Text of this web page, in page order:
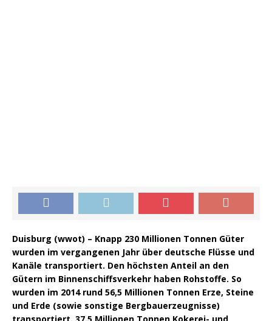
Duisburg (wwot) – Knapp 230 Millionen Tonnen Güter
wurden im vergangenen Jahr über deutsche Flüsse und
Kanäle transportiert. Den höchsten Anteil an den
Gütern im Binnenschiffsverkehr haben Rohstoffe. So
wurden im 2014 rund 56,5 Millionen Tonnen Erze, Steine
und Erde (sowie sonstige Bergbauerzeugnisse)